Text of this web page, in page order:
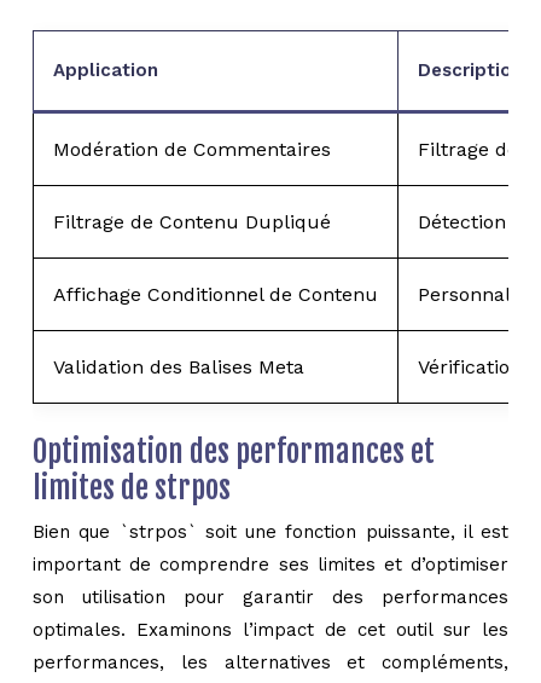
Application Description
Modération de Commentaires Filtrage de
Filtrage de Contenu Dupliqué Détection
Affichage Conditionnel de Contenu
Validation des Balises Meta Vérification
Optimisation des performances et
limites de strpos
Bien que `strpos` soit une fonction puissante, il est
important de comprendre ses limites et d’optimiser
son utilisation pour garantir des performances
optimales. Examinons l’impact de cet outil sur les
performances, les alternatives et compléments,